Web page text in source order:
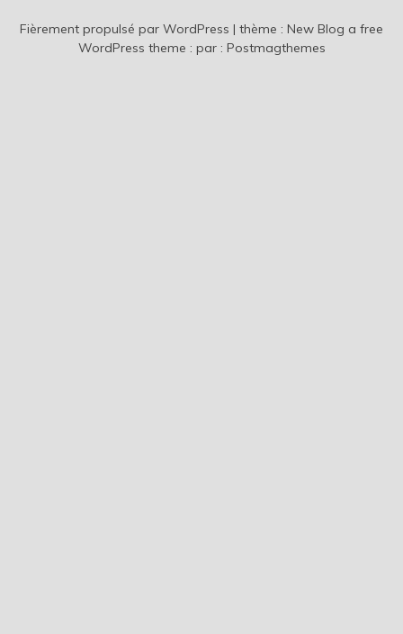
Fièrement propulsé par WordPress | thème : New Blog a free
WordPress theme : par : Postmagthemes